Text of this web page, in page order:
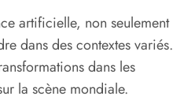
artificielle, non seulement
dans des contextes variés.
dans les
la scène mondiale.